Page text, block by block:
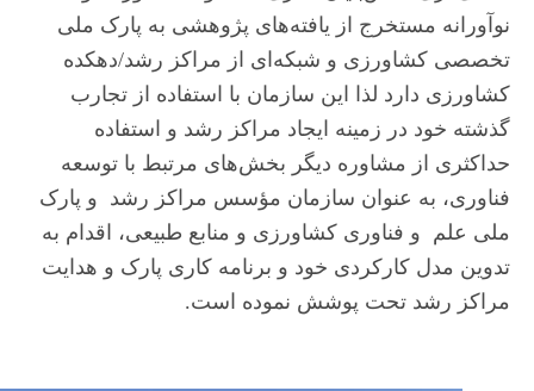
نوآورانه مستخرج از یافته‌های پژوهشی به پارک ملی
تخصصی کشاورزی و شبکه‌ای از مراکز رشد/دهکده
کشاورزی دارد لذا این سازمان با استفاده از تجارب
گذشته خود در زمینه ایجاد مراکز رشد و استفاده
حداکثری از مشاوره دیگر بخش‌های مرتبط با توسعه
فناوری، به عنوان سازمان مؤسس مراکز رشد و پارک
ملی علم و فناوری کشاورزی و منابع طبیعی، اقدام به
تدوین مدل کارکردی خود و برنامه کاری پارک و هدایت
مراکز رشد تحت پوشش نموده است.